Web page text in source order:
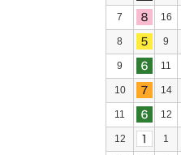
7 16
8 9
9 11
10 14
11 12
12 1